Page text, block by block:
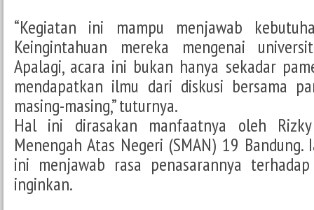
“Kegiatan ini mampu menjawab
Keingintahuan mereka mengenai
Apalagi, acara ini bukan hanya sekadar
mendapatkan ilmu dari diskusi bersama
masing-masing,” tuturnya.
Hal ini dirasakan manfaatnya oleh
Menengah Atas Negeri (SMAN) 19 Bandung.
ini menjawab rasa penasarannya
inginkan.